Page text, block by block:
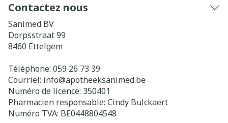
Contactez nous
Sanimed BV
Dorpsstraat 99
8460 Ettelgem
Téléphone: 059 26 73 39
Courriel: info@apotheeksanimed.be
Numéro de licence: 350401
Pharmacien responsable: Cindy Bulckaert
Numéro TVA: BE0448804548